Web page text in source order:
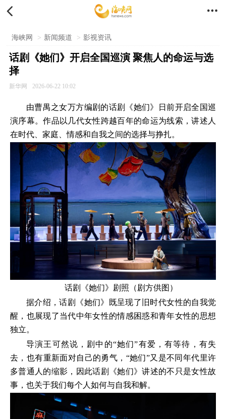
 
海峡网 > 新闻频道 > 影视资讯
话剧《她们》开启全国巡演 聚焦人的命运与选
择
新华网 2026-06-22 10:02
由曹禺之女万方编剧的话剧《她们》日前开启全国巡
演序幕。作品以几代女性跨越百年的命运为线索，讲述人
在时代、家庭、情感和自我之间的选择与挣扎。
话剧《她们》剧照（剧方供图）
据介绍，话剧《她们》既呈现了旧时代女性的自我觉
醒，也展现了当代中年女性的情感困惑和青年女性的思想
独立。
导演王可然说，剧中的“她们”有爱，有等待，有失
去，也有重新面对自己的勇气，“她们”又是不同年代里许
多普通人的缩影，因此话剧《她们》讲述的不只是女性故
事，也关于我们每个人如何与自我和解。